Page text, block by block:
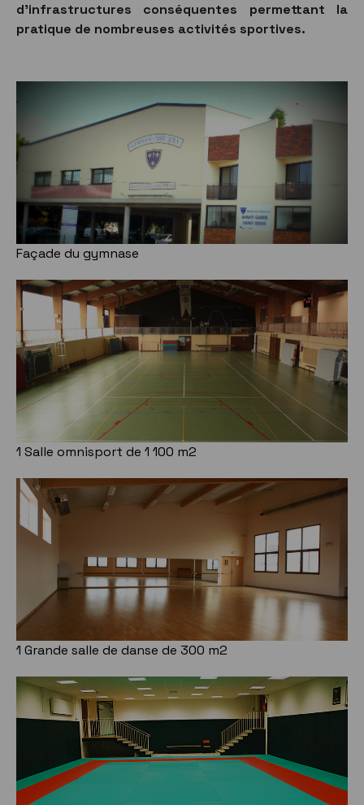
d'infrastructures conséquentes permettant la
pratique de nombreuses activités sportives.
Façade du gymnase
1 Salle omnisport de 1 100 m2
1 Grande salle de danse de 300 m2